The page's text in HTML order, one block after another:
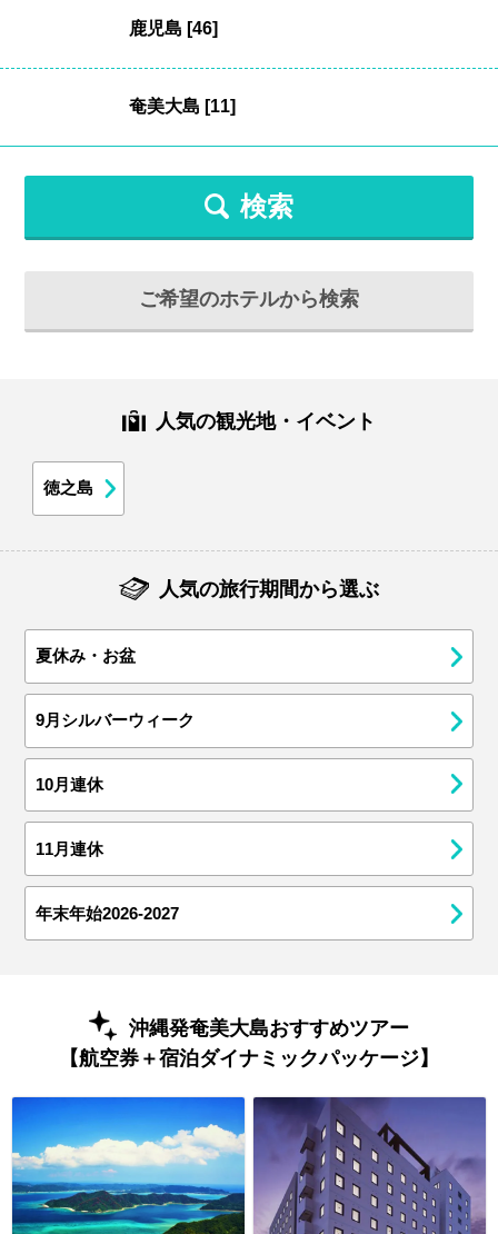
検索
ご希望のホテルから検索
人気の観光地・イベント
徳之島
人気の旅行期間から選ぶ
夏休み・お盆
9月シルバーウィーク
10月連休
11月連休
年末年始2026-2027
沖縄発奄美大島おすすめツアー
【航空券＋宿泊ダイナミックパッケージ】